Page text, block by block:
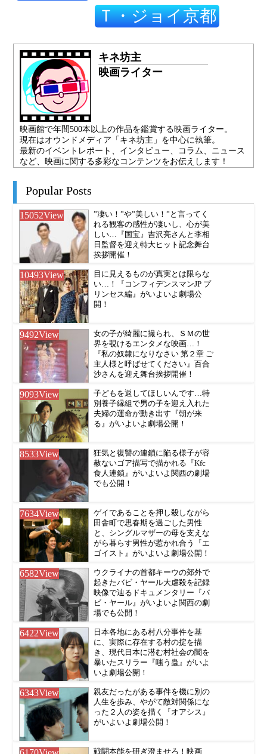
Ｔ・ジョイ京都
キネ坊主
映画ライター
映画館で年間500本以上の作品を鑑賞する映画ライター。
現在はオウンドメディア「キネ坊主」を中心に執筆。
最新のイベントレポート、インタビュー、コラム、ニュース
など、映画に関する多彩なコンテンツをお伝えします！
Popular Posts
15052View
”凄い！”や”美しい！”と言ってく
れる観客の感性が凄いし、心が美
しい…『国宝』吉沢亮さんと李相
日監督を迎え特大ヒット記念舞台
挨拶開催！
10493View
目に見えるものが真実とは限らな
い…！『コンフィデンスマンJP プ
リンセス編』がいよいよ劇場公
開！
9492View
女の子が綺麗に撮られ、ＳＭの世
界を覗けるエンタメな映画…！
『私の奴隷になりなさい 第２章 ご
主人様と呼ばせてください』百合
沙さんを迎え舞台挨拶開催！
9093View
子どもを返してほしいんです…特
別養子縁組で男の子を迎え入れた
夫婦の運命が動き出す『朝が来
る』がいよいよ劇場公開！
8533View
狂気と復讐の連鎖に陥る様子が容
赦ないゴア描写で描かれる『Kfc
食人連鎖』がいよいよ関西の劇場
でも公開！
7634View
ゲイであることを押し殺しながら
田舎町で思春期を過ごした男性
と、シングルマザーの母を支えな
がら暮らす男性が惹かれ合う『エ
ゴイスト』がいよいよ劇場公開！
6582View
ウクライナの首都キーウの郊外で
起きたバビ・ヤール大虐殺を記録
映像で辿るドキュメンタリー『バ
ビ・ヤール』がいよいよ関西の劇
場でも公開！
6422View
日本各地にある村八分事件を基
に、実際に存在する村の掟を描
き、現代日本に潜む村社会の闇を
暴いたスリラー『嗤う蟲』がいよ
いよ劇場公開！
6343View
親友だったがある事件を機に別の
人生を歩み、やがて敵対関係にな
った２人の姿を描く『オアシス』
がいよいよ劇場公開！
戦闘本能を研ぎ澄ませろ！映画